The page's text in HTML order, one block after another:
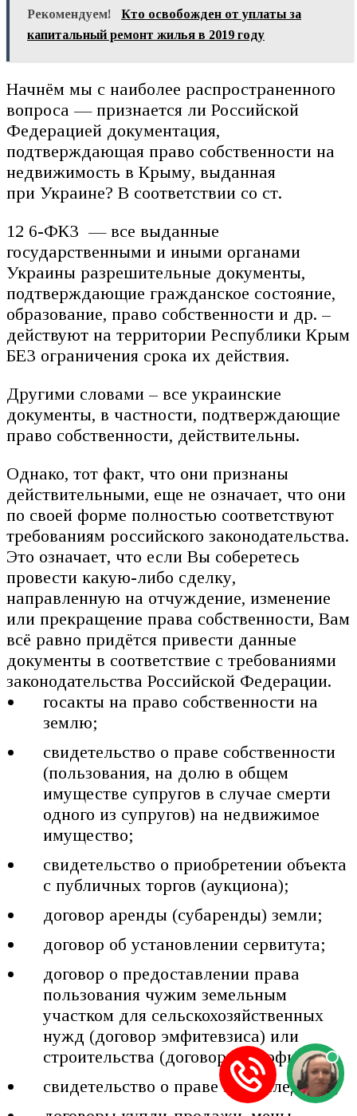
Рекомендуем!
Кто освобожден от уплаты за
капитальный ремонт жилья в 2019 году
Начнём мы с наиболее распространенного
вопроса — признается ли Российской
Федерацией документация,
подтверждающая право собственности на
недвижимость в Крыму, выданная
при Украине? В соответствии со ст.
12 6-ФКЗ — все выданные
государственными и иными органами
Украины разрешительные документы,
подтверждающие гражданское состояние,
образование, право собственности и др. –
действуют на территории Республики Крым
БЕЗ ограничения срока их действия.
Другими словами – все украинские
документы, в частности, подтверждающие
право собственности, действительны.
Однако, тот факт, что они признаны
действительными, еще не означает, что они
по своей форме полностью соответствуют
требованиям российского законодательства.
Это означает, что если Вы соберетесь
провести какую-либо сделку,
направленную на отчуждение, изменение
или прекращение права собственности, Вам
всё равно придётся привести данные
документы в соответствие с требованиями
законодательства Российской Федерации.
госакты на право собственности на
землю;
свидетельство о праве собственности
(пользования, на долю в общем
имуществе супругов в случае смерти
одного из супругов) на недвижимое
имущество;
свидетельство о приобретении объекта
с публичных торгов (аукциона);
договор аренды (субаренды) земли;
договор об установлении сервитута;
договор о предоставлении права
пользования чужим земельным
участком для сельскохозяйственных
нужд (договор эмфитевзиса) или
строительства (договор суперфиция);
свидетельство о праве на наследство;